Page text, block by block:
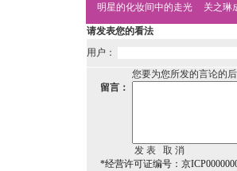
明星的化妆间中的走光 关之琳
请发表您的看法
用户：
您要为您所发的言论的
留言：
*经营许可证编号：京